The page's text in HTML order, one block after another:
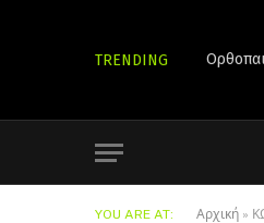
TRENDING
YOU ARE AT: Αρχική »